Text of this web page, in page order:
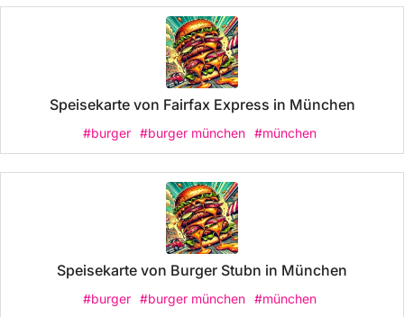
Speisekarte von Fairfax Express in München
#burger #burger münchen #münchen
Speisekarte von Burger Stubn in München
#burger #burger münchen #münchen